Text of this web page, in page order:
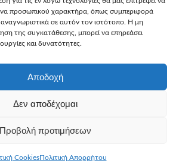
προσωπικού χαρακτήρα, όπως συμπεριφορά
σε αυτόν τον ιστότοπο. Η μη
της συγκατάθεσης, μπορεί να επηρεάσει
και δυνατότητες.
Αποδοχή
Δεν αποδέχομαι
Προβολή προτιμήσεων
CookiesΠολιτική Απορρήτου
All Rights Reserved